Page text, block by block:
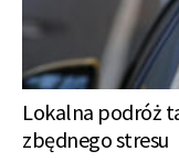
Lokalna podróż
zbędnego stresu